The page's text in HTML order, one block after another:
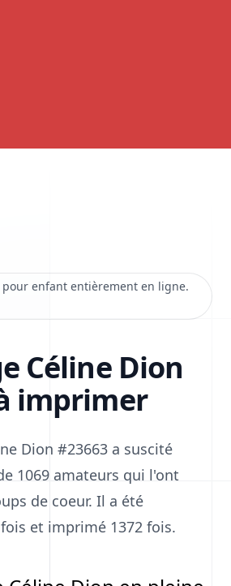
pour enfant entièrement en ligne.
Céline Dion
imprimer
Dion #23663 a suscité
1069 amateurs qui l'ont
de coeur. Il a été
et imprimé 1372 fois.